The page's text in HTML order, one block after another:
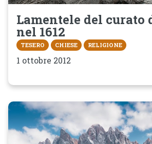
Lamentele del curato
nel 1612
TESERO CHIESE RELIGIONE
1 ottobre 2012